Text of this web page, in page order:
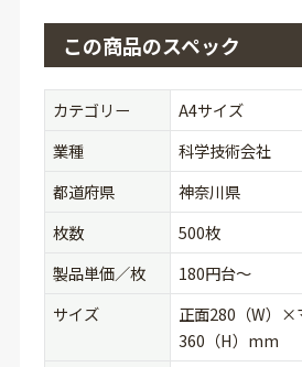
この商品のスペック
カテゴリー
A4サイズ
業種
科学技術会社
都道府県
神奈川県
枚数
500枚
製品単価／枚
180円台〜
サイズ
正面280（W）
360（H）mm